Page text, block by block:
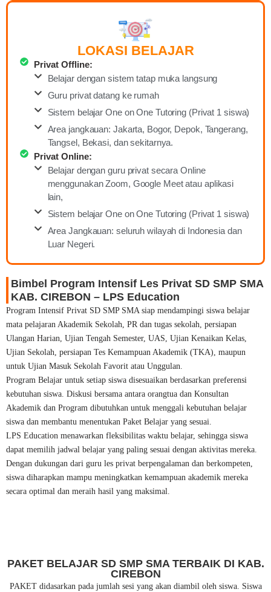
LOKASI BELAJAR
Privat Offline:
Belajar dengan sistem tatap muka langsung
Guru privat datang ke rumah
Sistem belajar One on One Tutoring (Privat 1 siswa)
Area jangkauan: Jakarta, Bogor, Depok, Tangerang,
Tangsel, Bekasi, dan sekitarnya.
Privat Online:
Belajar dengan guru privat secara Online
menggunakan Zoom, Google Meet atau aplikasi
lain,
Sistem belajar One on One Tutoring (Privat 1 siswa)
Area Jangkauan: seluruh wilayah di Indonesia dan
Luar Negeri.
Bimbel Program Intensif Les Privat SD SMP SMA
KAB. CIREBON – LPS Education
Program Intensif Privat SD SMP SMA siap mendampingi siswa belajar
mata pelajaran Akademik Sekolah, PR dan tugas sekolah, persiapan
Ulangan Harian, Ujian Tengah Semester, UAS, Ujian Kenaikan Kelas,
Ujian Sekolah, persiapan Tes Kemampuan Akademik (TKA), maupun
untuk Ujian Masuk Sekolah Favorit atau Unggulan.
Program Belajar untuk setiap siswa disesuaikan berdasarkan preferensi
kebutuhan siswa. Diskusi bersama antara orangtua dan Konsultan
Akademik dan Program dibutuhkan untuk menggali kebutuhan belajar
siswa dan membantu menentukan Paket Belajar yang sesuai.
LPS Education menawarkan fleksibilitas waktu belajar, sehingga siswa
dapat memilih jadwal belajar yang paling sesuai dengan aktivitas mereka.
Dengan dukungan dari guru les privat berpengalaman dan berkompeten,
siswa diharapkan mampu meningkatkan kemampuan akademik mereka
secara optimal dan meraih hasil yang maksimal.
PAKET BELAJAR SD SMP SMA TERBAIK DI KAB.
CIREBON
PAKET didasarkan pada jumlah sesi yang akan diambil oleh siswa. Siswa